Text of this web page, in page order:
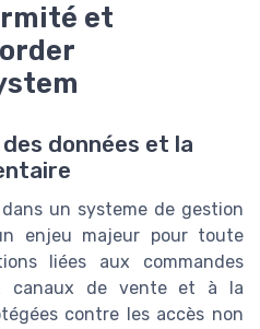
et
données et la
un systeme de gestion
enjeu majeur pour toute
liées aux commandes
canaux de vente et à la
contre les accès non